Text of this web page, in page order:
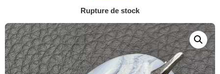
Rupture de stock